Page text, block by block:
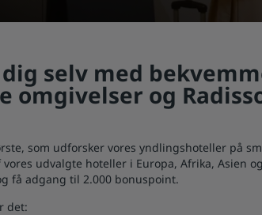
selv med
omgivelser og
som udforsker vores yndlingshoteller på
udvalgte hoteller i Europa, Afrika, Asien
få adgang til 2.000 bonuspoint.
det: